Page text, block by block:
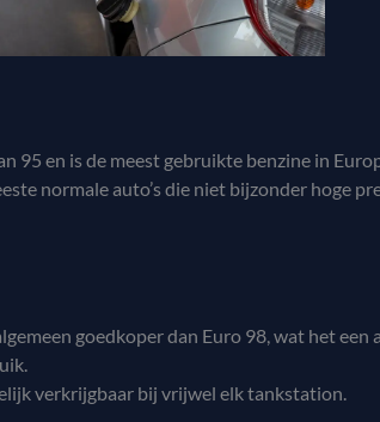
95 en is de meest gebruikte benzine in
normale auto’s die niet bijzonder hoge
goedkoper dan Euro 98, wat het een
verkrijgbaar bij vrijwel elk tankstation.